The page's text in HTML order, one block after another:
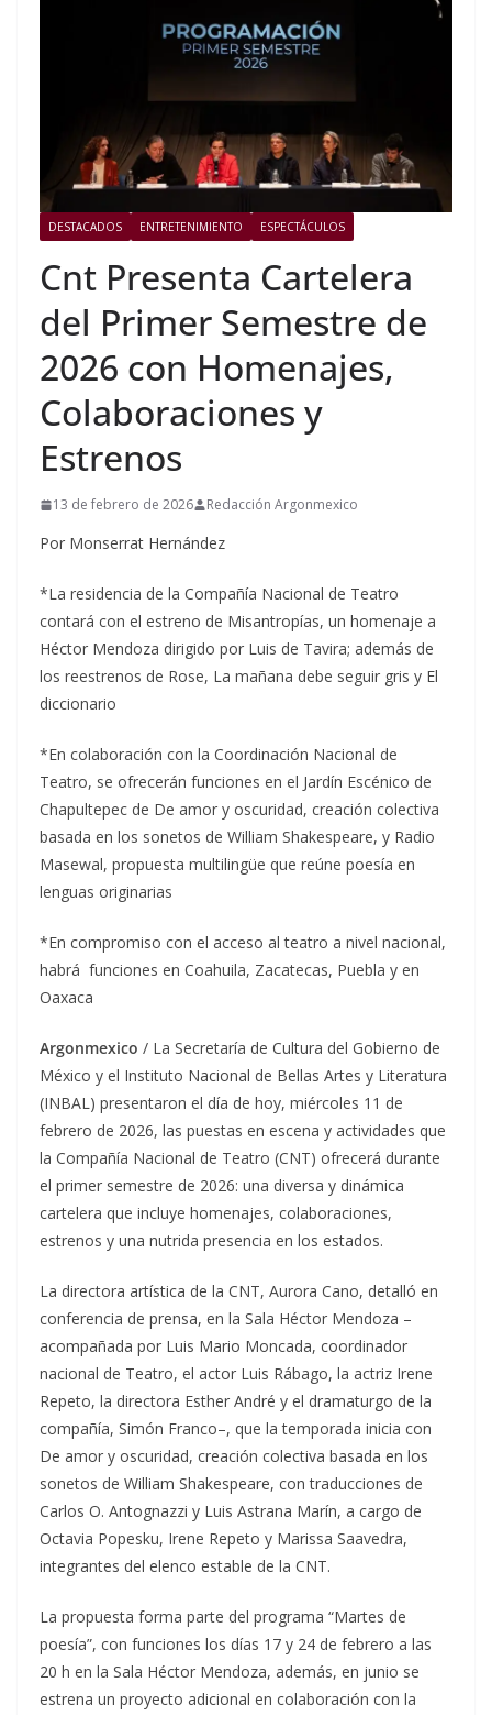
DESTACADOS ENTRETENIMIENTO ESPECTÁCULOS
Cnt Presenta Cartelera
del Primer Semestre de
2026 con Homenajes,
Colaboraciones y
Estrenos
13 de febrero de 2026 Redacción Argonmexico
Por Monserrat Hernández
*La residencia de la Compañía Nacional de Teatro
contará con el estreno de Misantropías, un homenaje a
Héctor Mendoza dirigido por Luis de Tavira; además de
los reestrenos de Rose, La mañana debe seguir gris y El
diccionario
*En colaboración con la Coordinación Nacional de
Teatro, se ofrecerán funciones en el Jardín Escénico de
Chapultepec de De amor y oscuridad, creación colectiva
basada en los sonetos de William Shakespeare, y Radio
Masewal, propuesta multilingüe que reúne poesía en
lenguas originarias
*En compromiso con el acceso al teatro a nivel nacional,
habrá funciones en Coahuila, Zacatecas, Puebla y en
Oaxaca
Argonmexico / La Secretaría de Cultura del Gobierno de
México y el Instituto Nacional de Bellas Artes y Literatura
(INBAL) presentaron el día de hoy, miércoles 11 de
febrero de 2026, las puestas en escena y actividades que
la Compañía Nacional de Teatro (CNT) ofrecerá durante
el primer semestre de 2026: una diversa y dinámica
cartelera que incluye homenajes, colaboraciones,
estrenos y una nutrida presencia en los estados.
La directora artística de la CNT, Aurora Cano, detalló en
conferencia de prensa, en la Sala Héctor Mendoza –
acompañada por Luis Mario Moncada, coordinador
nacional de Teatro, el actor Luis Rábago, la actriz Irene
Repeto, la directora Esther André y el dramaturgo de la
compañía, Simón Franco–, que la temporada inicia con
De amor y oscuridad, creación colectiva basada en los
sonetos de William Shakespeare, con traducciones de
Carlos O. Antognazzi y Luis Astrana Marín, a cargo de
Octavia Popesku, Irene Repeto y Marissa Saavedra,
integrantes del elenco estable de la CNT.
La propuesta forma parte del programa “Martes de
poesía”, con funciones los días 17 y 24 de febrero a las
20 h en la Sala Héctor Mendoza, además, en junio se
estrena un proyecto adicional en colaboración con la